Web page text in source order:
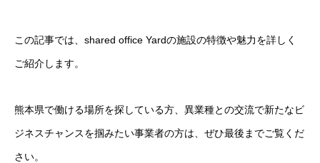
この記事では、shared office Yardの施設の特徴や魅力を詳しく
ご紹介します。
熊本県で働ける場所を探している方、異業種との交流で新たなビ
ジネスチャンスを掴みたい事業者の方は、ぜひ最後までご覧くだ
さい。